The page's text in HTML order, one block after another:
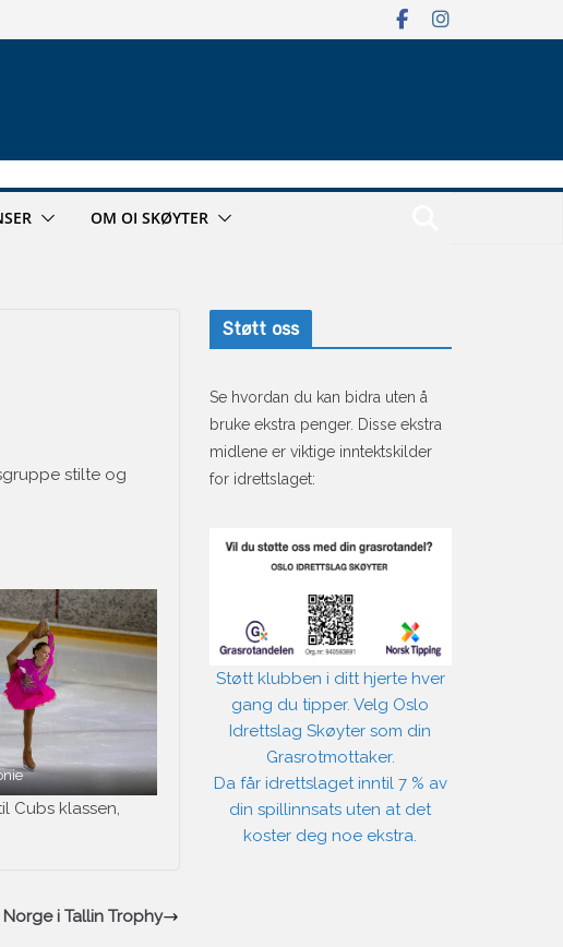
OM OI SKØYTER
stilte og
Cubs klassen,
i Tallin Trophy
Støtt oss
Se hvordan du kan bidra uten å
bruke ekstra penger. Disse ekstra
midlene er viktige inntektskilder
for idrettslaget:
Støtt klubben i ditt hjerte hver
gang du tipper. Velg Oslo
Idrettslag Skøyter som din
Grasrotmottaker.
Da får idrettslaget inntil 7 % av
din spillinnsats uten at det
koster deg noe ekstra.